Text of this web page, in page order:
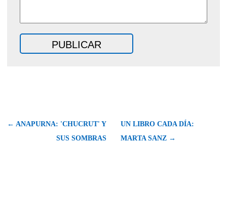
← ANAPURNA: 'CHUCRUT' Y
SUS SOMBRAS
UN LIBRO CADA DÍA:
MARTA SANZ →